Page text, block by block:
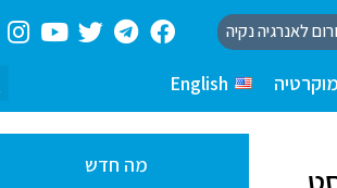
לאנרגיה נקיה
English
מה חדש